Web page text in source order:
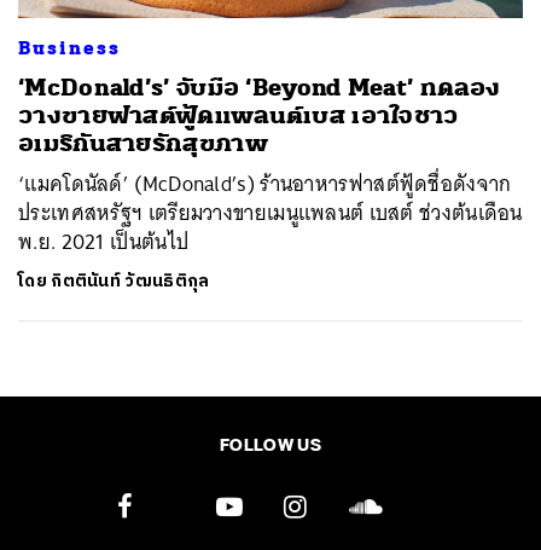
Business
‘McDonald’s’ จับมือ ‘Beyond Meat’ ทดลอง
วางขายฟาสต์ฟู้ดแพลนต์เบส เอาใจชาว
อเมริกันสายรักสุขภาพ
‘แมคโดนัลด์’ (McDonald’s) ร้านอาหารฟาสต์ฟู้ดชื่อดังจาก
ประเทศสหรัฐฯ เตรียมวางขายเมนูแพลนต์ เบสต์ ช่วงต้นเดือน
พ.ย. 2021 เป็นต้นไป
โดย กิตตินันท์ วัฒนธิติกุล
FOLLOW US
ค้นหา